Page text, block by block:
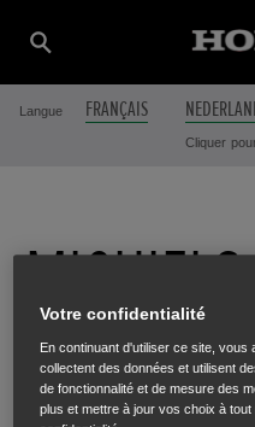
Langue FRANÇAIS
Cliquer
MICHIELS
Votre confidentialité
En continuant d'utiliser ce site,
collectent des données et utilisent
de fonctionnalité et de mesure des
plus et mettre à jour vos choix à